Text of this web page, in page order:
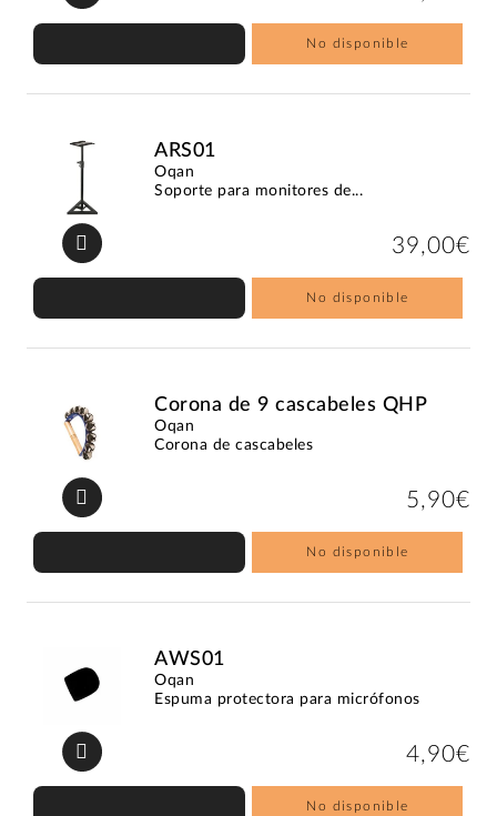
No disponible
ARS01
Oqan
Soporte para monitores de...
39,00€
No disponible
Corona de 9 cascabeles QHP
Oqan
Corona de cascabeles
5,90€
No disponible
AWS01
Oqan
Espuma protectora para micrófonos
4,90€
No disponible